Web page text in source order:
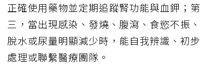
正確使用藥物並定期追蹤腎功能與血鉀；第
三，當出現感染、發燒、腹瀉、食慾不振、
脫水或尿量明顯減少時，能自我辨識、初步
處理或聯繫醫療團隊。